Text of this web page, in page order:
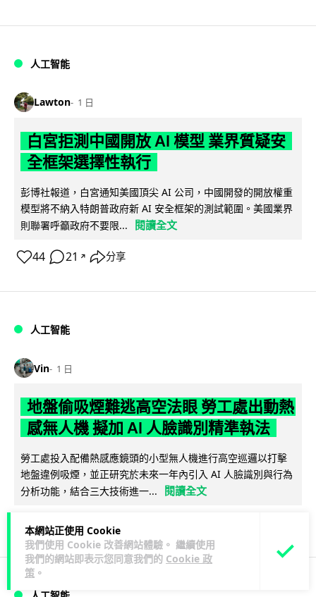
本網站正使用 Cookie
我們使用 Cookie 改善網站體驗。 繼續使用
我們的網站即表示您同意我們的 Cookie 政
策 。
人工智能
Lawton 1 日
白宮拒測中國開放 AI 模型 業界質疑安
全框架選擇性執行
彭博社報道，白宮通知美國頂尖 AI 公司，中國開發的開放權重
模型將不納入特朗普政府新 AI 安全框架的測試範圍。美國業界
則聯署呼籲政府不要限...
閱讀全文
44 21 ↗ 分享
人工智能
Vin 1 日
地盤偷吸煙難逃高空法眼 勞工處出動熱
感無人機 擬加 AI 人臉識別精準執法
勞工處投入配備熱感應鏡頭的小型無人機進行高空巡邏以打擊
地盤違例吸煙，並正研究於未來一年內引入 AI 人臉識別與行為
分析功能，結合三大技術進一...
閱讀全文
245 55